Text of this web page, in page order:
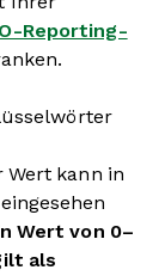
Reporting-
Wert kann in
Wert von 0–
als